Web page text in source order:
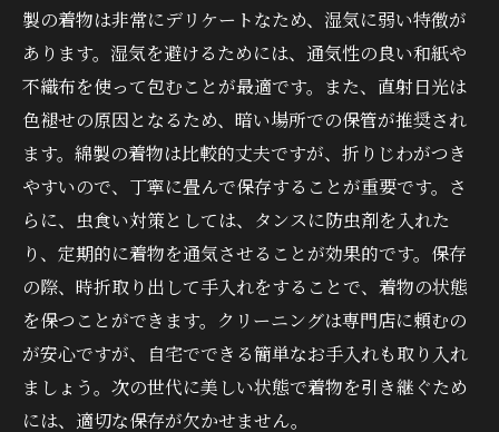
製の着物は非常にデリケートなため、湿気に弱い特徴が
あります。湿気を避けるためには、通気性の良い和紙や
不織布を使って包むことが最適です。また、直射日光は
色褪せの原因となるため、暗い場所での保管が推奨され
ます。綿製の着物は比較的丈夫ですが、折りじわがつき
やすいので、丁寧に畳んで保存することが重要です。さ
らに、虫食い対策としては、タンスに防虫剤を入れた
り、定期的に着物を通気させることが効果的です。保存
の際、時折取り出して手入れをすることで、着物の状態
を保つことができます。クリーニングは専門店に頼むの
が安心ですが、自宅でできる簡単なお手入れも取り入れ
ましょう。次の世代に美しい状態で着物を引き継ぐため
には、適切な保存が欠かせません。